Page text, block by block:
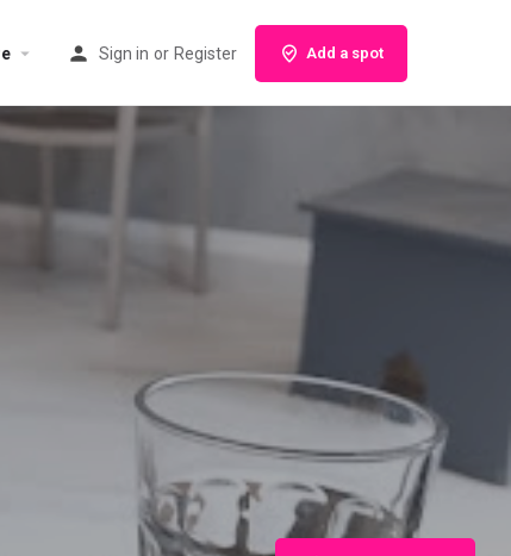
Sign in or Register Add a spot